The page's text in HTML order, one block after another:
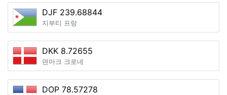
DJF 239.68844
지부티 프랑
DKK 8.72655
덴마크 크로네
DOP 78.57278